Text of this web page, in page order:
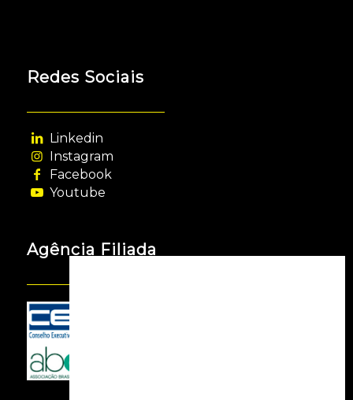
Redes Sociais
Linkedin
Instagram
Facebook
Youtube
Agência Filiada